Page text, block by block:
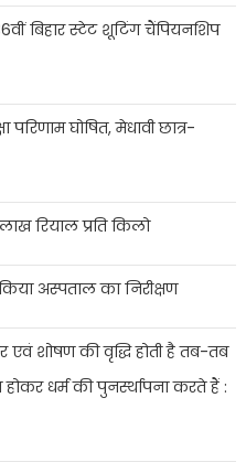
बिहार स्टेट शूटिंग चैंपियनशिप
परिणाम घोषित, मेधावी छात्र-
रियाल प्रति किलो
अस्पताल का निरीक्षण
शोषण की वृद्धि होती है तब-तब
धर्म की पुनर्स्थापना करते हैं :